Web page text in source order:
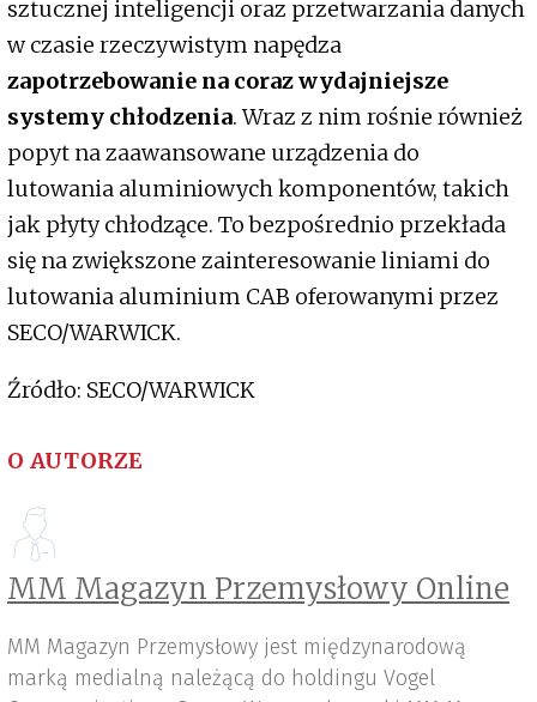
sztucznej inteligencji oraz przetwarzania danych
w czasie rzeczywistym napędza
zapotrzebowanie na coraz wydajniejsze
systemy chłodzenia. Wraz z nim rośnie również
popyt na zaawansowane urządzenia do
lutowania aluminiowych komponentów, takich
jak płyty chłodzące. To bezpośrednio przekłada
się na zwiększone zainteresowanie liniami do
lutowania aluminium CAB oferowanymi przez
SECO/WARWICK.
Źródło: SECO/WARWICK
O AUTORZE
MM Magazyn Przemysłowy Online
MM Magazyn Przemysłowy jest międzynarodową
marką medialną należącą do holdingu Vogel